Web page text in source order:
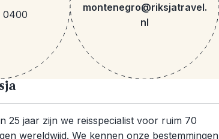
0400
montenegro@riksjatravel.
nl
25 jaar zijn we reisspecialist voor ruim 70
wereldwijd. We kennen onze bestemmingen